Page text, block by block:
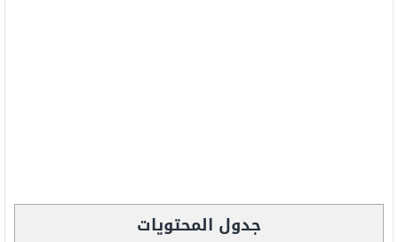
جدول المحتويات